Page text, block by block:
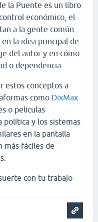
la Puente es un libro
económico, el
a la gente común.
la idea principal de
del autor y en cómo
o dependencia.
estos conceptos a
como DixMax
o películas
política y los sistemas
en la pantalla
más fáciles de
con tu trabajo